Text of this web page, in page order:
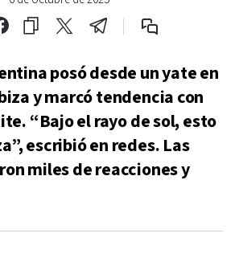
posó desde un yate en
y marcó tendencia con
“Bajo el rayo de sol, esto
escribió en redes. Las
miles de reacciones y